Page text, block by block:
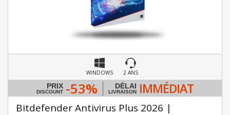
WINDOWS 2 ANS
PRIX
DISCOUNT -53% DÉLAI
LIVRAISON IMMÉDIAT
Bitdefender Antivirus Plus 2026 |